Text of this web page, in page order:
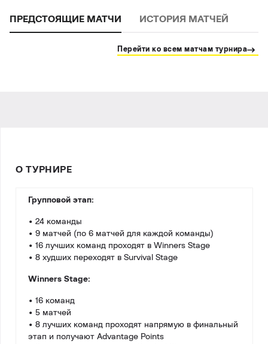
ПРЕДСТОЯЩИЕ МАТЧИ ИСТОРИЯ МАТЧЕЙ
Перейти ко всем матчам турнира
О ТУРНИРЕ
Групповой этап:
• 24 команды
• 9 матчей (по 6 матчей для каждой команды)
• 16 лучших команд проходят в Winners Stage
• 8 худших переходят в Survival Stage
Winners Stage:
• 16 команд
• 5 матчей
• 8 лучших команд проходят напрямую в финальный
этап и получают Advantage Points